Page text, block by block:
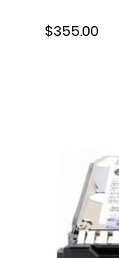
$355.00